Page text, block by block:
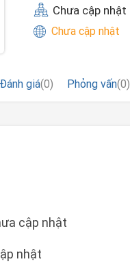
Chưa cập nhật
Chưa cập nhật
Đánh giá(0) Phỏng vấn(0)
cập nhật
nhật